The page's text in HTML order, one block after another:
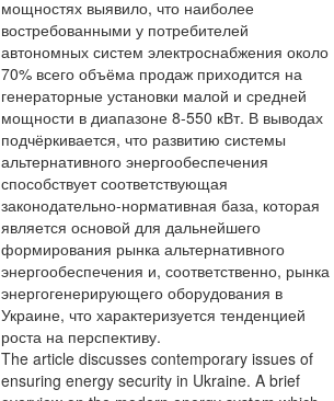
мощностях выявило, что наиболее
востребованными у потребителей
автономных систем электроснабжения около
70% всего объёма продаж приходится на
генераторные установки малой и средней
мощности в диапазоне 8-550 кВт. В выводах
подчёркивается, что развитию системы
альтернативного энергообеспечения
способствует соответствующая
законодательно-нормативная база, которая
является основой для дальнейшего
формирования рынка альтернативного
энергообеспечения и, соответственно, рынка
энергогенерирующего оборудования в
Украине, что характеризуется тенденцией
роста на перспективу.
The article discusses contemporary issues of
ensuring energy security in Ukraine. A brief